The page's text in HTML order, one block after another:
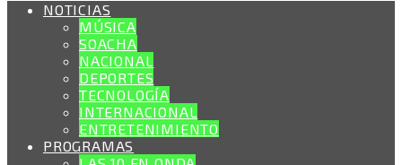
NOTICIAS
MÚSICA
SOACHA
NACIONAL
DEPORTES
TECNOLOGÍA
INTERNACIONAL
ENTRETENIMIENTO
PROGRAMAS